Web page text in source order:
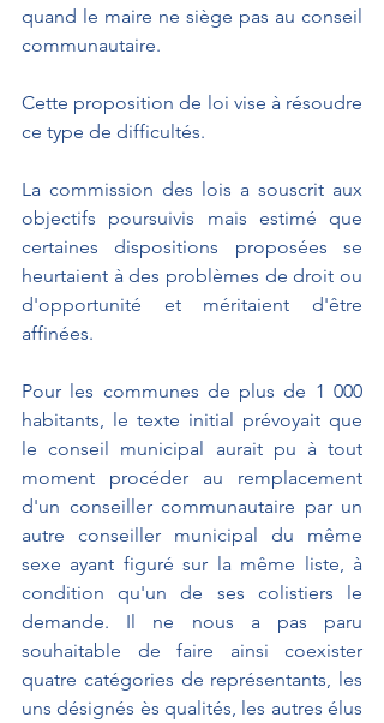
quand le maire ne siège pas au conseil
communautaire.
Cette proposition de loi vise à résoudre
ce type de difficultés.
La commission des lois a souscrit aux
objectifs poursuivis mais estimé que
certaines dispositions proposées se
heurtaient à des problèmes de droit ou
d'opportunité et méritaient d'être
affinées.
Pour les communes de plus de 1 000
habitants, le texte initial prévoyait que
le conseil municipal aurait pu à tout
moment procéder au remplacement
d'un conseiller communautaire par un
autre conseiller municipal du même
sexe ayant figuré sur la même liste, à
condition qu'un de ses colistiers le
demande. Il ne nous a pas paru
souhaitable de faire ainsi coexister
quatre catégories de représentants, les
uns désignés ès qualités, les autres élus